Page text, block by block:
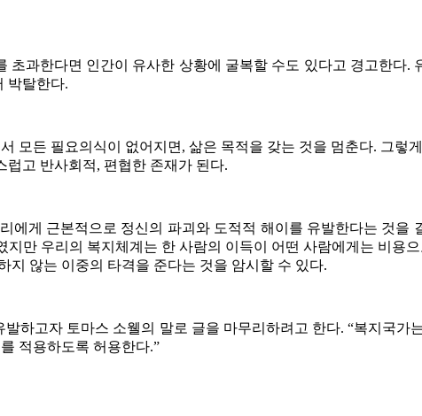
초과한다면 인간이 유사한 상황에 굴복할 수도 있다고 경고한다
박탈한다.
모든 필요의식이 없어지면, 삶은 목적을 갖는 것을 멈춘다. 그렇
고 반사회적, 편협한 존재가 된다.
에게 근본적으로 정신의 파괴와 도적적 해이를 유발한다는 것을
만 우리의 복지체계는 한 사람의 이득이 어떤 사람에게는 비용
지 않는 이중의 타격을 준다는 것을 암시할 수 있다.
하고자 토마스 소웰의 말로 글을 마무리하려고 한다. “복지국
적용하도록 허용한다.”